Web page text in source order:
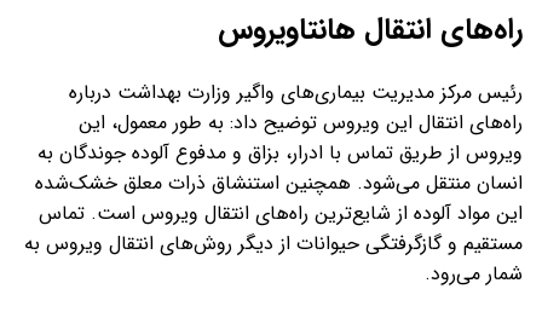
راه‌های انتقال هانتاویروس
رئیس مرکز مدیریت بیماری‌های واگیر وزارت بهداشت درباره
راه‌های انتقال این ویروس توضیح داد: به طور معمول، این
ویروس از طریق تماس با ادرار، بزاق و مدفوع آلوده جوندگان به
انسان منتقل می‌شود. همچنین استنشاق ذرات معلق خشک‌شده
این مواد آلوده از شایع‌ترین راه‌های انتقال ویروس است. تماس
مستقیم و گازگرفتگی حیوانات از دیگر روش‌های انتقال ویروس به
شمار می‌رود.